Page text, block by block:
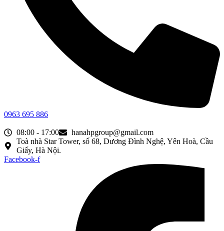
0963 695 886
08:00 - 17:00
hanahpgroup@gmail.com
Toà nhà Star Tower, số 68, Dương Đình Nghệ, Yên Hoà, Cầu
Giấy, Hà Nội.
Facebook-f